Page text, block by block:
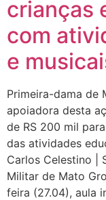
crianças
com
e
Primeira-dama de
apoiadora desta
de RS 200 mil
das atividades
Carlos Celestino |
Militar de Mato
feira (27.04), aula